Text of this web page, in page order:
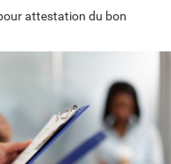
attestation du bon